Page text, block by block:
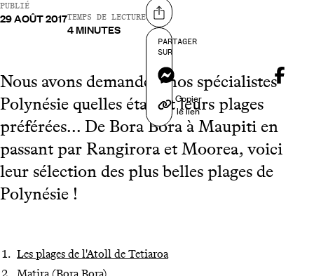
PUBLIÉ
29 AOÛT 2017TEMPS DE LECTURE
4 MINUTES
Partager sur
PARTAGER
SUR
Messenger
Copier
le lien
Nous avons demandé à nos spécialistes
Polynésie quelles étaient leurs plages
préférées... De Bora Bora à Maupiti en
passant par Rangirora et Moorea, voici
leur sélection des plus belles plages de
Polynésie !
Les plages de l'Atoll de Tetiaroa